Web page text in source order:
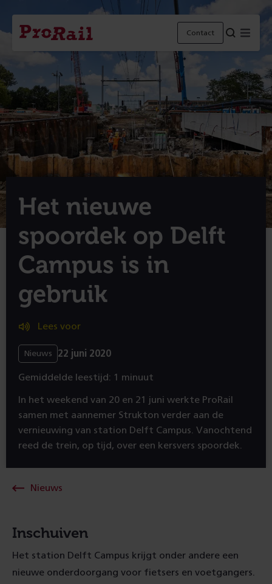
Navigatie
Homepage
ProRail
Contact
Het nieuwe
spoordek op Delft
Campus is in
gebruik
Lees voor
Nieuws 22 juni 2020
Gemiddelde leestijd: 1 minuut
In het weekend van 20 en 21 juni werkte ProRail
samen met aannemer Strukton verder aan de
vernieuwing van station Delft Campus. Vanochtend
reed de trein, op tijd, over een kersvers spoordek.
Nieuws
Inschuiven
Het station Delft Campus krijgt onder andere een
nieuwe onderdoorgang voor fietsers en voetgangers.